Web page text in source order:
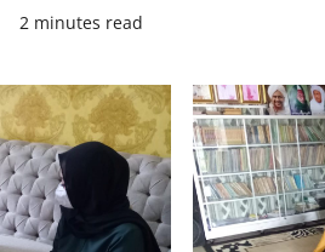
2 minutes read